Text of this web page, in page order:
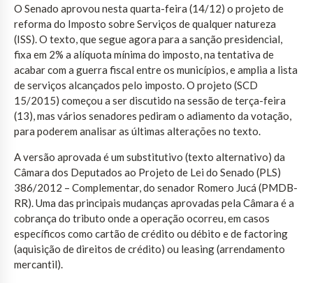
O Senado aprovou nesta quarta-feira (14/12) o projeto de
reforma do Imposto sobre Serviços de qualquer natureza
(ISS). O texto, que segue agora para a sanção presidencial,
fixa em 2% a alíquota mínima do imposto, na tentativa de
acabar com a guerra fiscal entre os municípios, e amplia a lista
de serviços alcançados pelo imposto. O projeto (SCD
15/2015) começou a ser discutido na sessão de terça-feira
(13), mas vários senadores pediram o adiamento da votação,
para poderem analisar as últimas alterações no texto.
A versão aprovada é um substitutivo (texto alternativo) da
Câmara dos Deputados ao Projeto de Lei do Senado (PLS)
386/2012 – Complementar, do senador Romero Jucá (PMDB-
RR). Uma das principais mudanças aprovadas pela Câmara é a
cobrança do tributo onde a operação ocorreu, em casos
específicos como cartão de crédito ou débito e de factoring
(aquisição de direitos de crédito) ou leasing (arrendamento
mercantil).